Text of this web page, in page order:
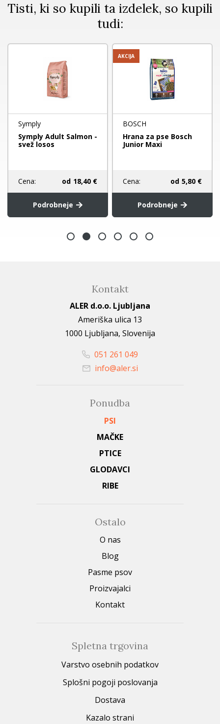
Tisti, ki so kupili ta izdelek, so kupili
tudi:
Symply
Symply Adult Salmon -
svež losos
Cena: od 18,40 €
Podrobneje
AKCIJA
BOSCH
Hrana za pse Bosch
Junior Maxi
Cena: od 5,80 €
Podrobneje
Kontakt
ALER d.o.o. Ljubljana
Ameriška ulica 13
1000 Ljubljana, Slovenija
051 261 049
info@aler.si
Ponudba
PSI
MAČKE
PTICE
GLODAVCI
RIBE
Ostalo
O nas
Blog
Pasme psov
Proizvajalci
Kontakt
Spletna trgovina
Varstvo osebnih podatkov
Splošni pogoji poslovanja
Dostava
Kazalo strani